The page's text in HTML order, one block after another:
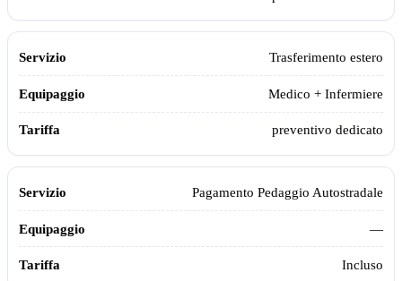
Trasferimento estero
Medico + Infermiere
preventivo dedicato
Pagamento Pedaggio Autostradale
—
Incluso